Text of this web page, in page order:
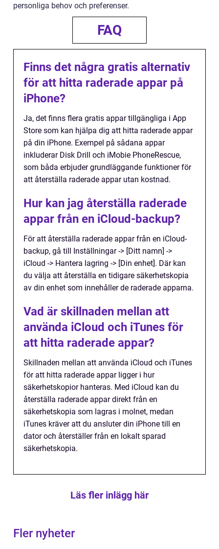
personliga behov och preferenser.
FAQ
Finns det några gratis alternativ
för att hitta raderade appar på
iPhone?
Ja, det finns flera gratis appar tillgängliga i App
Store som kan hjälpa dig att hitta raderade appar
på din iPhone. Exempel på sådana appar
inkluderar Disk Drill och iMobie PhoneRescue,
som båda erbjuder grundläggande funktioner för
att återställa raderade appar utan kostnad.
Hur kan jag återställa raderade
appar från en iCloud-backup?
För att återställa raderade appar från en iCloud-
backup, gå till Inställningar -> [Ditt namn] ->
iCloud -> Hantera lagring -> [Din enhet]. Där kan
du välja att återställa en tidigare säkerhetskopia
av din enhet som innehåller de raderade apparna.
Vad är skillnaden mellan att
använda iCloud och iTunes för
att hitta raderade appar?
Skillnaden mellan att använda iCloud och iTunes
för att hitta raderade appar ligger i hur
säkerhetskopior hanteras. Med iCloud kan du
återställa raderade appar direkt från en
säkerhetskopia som lagras i molnet, medan
iTunes kräver att du ansluter din iPhone till en
dator och återställer från en lokalt sparad
säkerhetskopia.
Läs fler inlägg här
Fler nyheter